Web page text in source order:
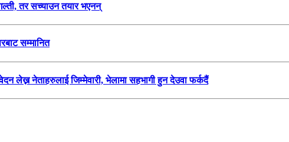
तर सच्याउन तयार भएनन्
सम्मानित
लेख्न नेताहरुलाई जिम्मेवारी, भेलामा सहभागी हुन देउवा फर्कदैं